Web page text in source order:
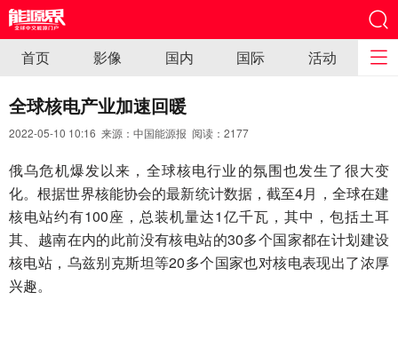
首页 影像 国内 国际 活动
全球核电产业加速回暖
2022-05-10 10:16 来源：中国能源报 阅读： 2177
俄乌危机爆发以来，全球核电行业的氛围也发生了很大变
化。根据世界核能协会的最新统计数据，截至4月，全球在建
核电站约有100座，总装机量达1亿千瓦，其中，包括土耳
其、越南在内的此前没有核电站的30多个国家都在计划建设
核电站，乌兹别克斯坦等20多个国家也对核电表现出了浓厚
兴趣。